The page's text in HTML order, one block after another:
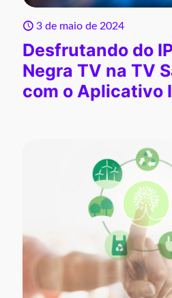
3 de maio de 2024
Desfrutando do
Negra TV na TV
com o Aplicativo